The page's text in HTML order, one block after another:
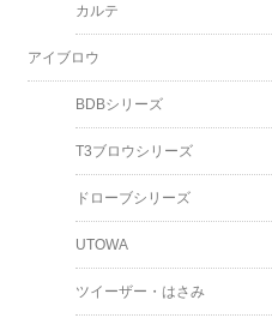
カルテ
アイブロウ
BDBシリーズ
T3ブロウシリーズ
ドローブシリーズ
UTOWA
ツイーザー・はさみ